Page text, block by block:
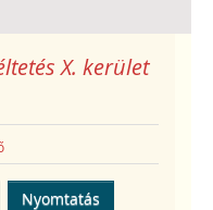
X. kerület
Nyomtatás